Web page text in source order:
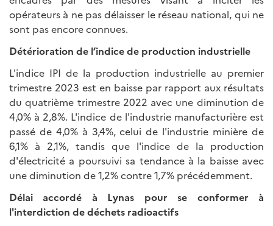
opérateurs à ne pas délaisser le réseau national, qui ne
sont pas encore connues.
Détérioration de l’indice de production industrielle
L'indice IPI de la production industrielle au premier
trimestre 2023 est en baisse par rapport aux résultats
du quatrième trimestre 2022 avec une diminution de
4,0% à 2,8%. L'indice de l'industrie manufacturière est
passé de 4,0% à 3,4%, celui de l'industrie minière de
6,1% à 2,1%, tandis que l'indice de la production
d'électricité a poursuivi sa tendance à la baisse avec
une diminution de 1,2% contre 1,7% précédemment.
Délai accordé à Lynas pour se conformer à
l'interdiction de déchets radioactifs